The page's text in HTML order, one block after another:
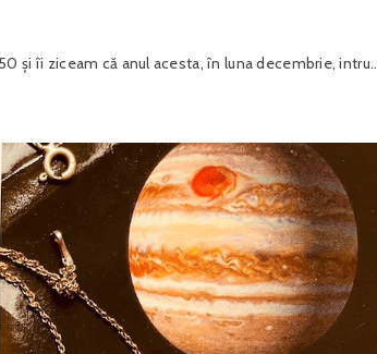
și îi ziceam că anul acesta, în luna decembrie, intru..